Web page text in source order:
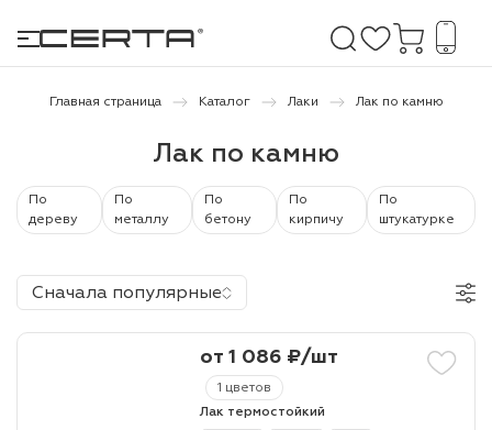
и дачи
бетону,
Главная страница Каталог Лаки Лак по камню
Лак по камню
По
дереву
По
металлу
По
бетону
По
кирпичу
По
штукатурке
Сначала популярные
1 цветов
от 1 086 ₽/шт
Лак термостойкий